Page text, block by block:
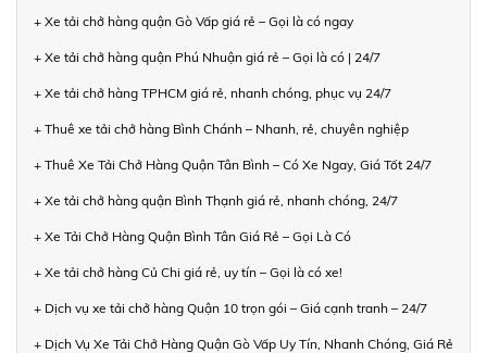
+ Xe tải chở hàng quận Gò Vấp giá rẻ – Gọi là có ngay
+ Xe tải chở hàng quận Phú Nhuận giá rẻ – Gọi là có | 24/7
+ Xe tải chở hàng TPHCM giá rẻ, nhanh chóng, phục vụ 24/7
+ Thuê xe tải chở hàng Bình Chánh – Nhanh, rẻ, chuyên nghiệp
+ Thuê Xe Tải Chở Hàng Quận Tân Bình – Có Xe Ngay, Giá Tốt 24/7
+ Xe tải chở hàng quận Bình Thạnh giá rẻ, nhanh chóng, 24/7
+ Xe Tải Chở Hàng Quận Bình Tân Giá Rẻ – Gọi Là Có
+ Xe tải chở hàng Củ Chi giá rẻ, uy tín – Gọi là có xe!
+ Dịch vụ xe tải chở hàng Quận 10 trọn gói – Giá cạnh tranh – 24/7
+ Dịch Vụ Xe Tải Chở Hàng Quận Gò Vấp Uy Tín, Nhanh Chóng, Giá Rẻ